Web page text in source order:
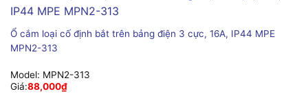
Ổ cắm loại cố định bắt trên bảng điện 3 cực, 16A, IP44 MPE
MPN2-313
Model: MPN2-313
Giá:88,000₫